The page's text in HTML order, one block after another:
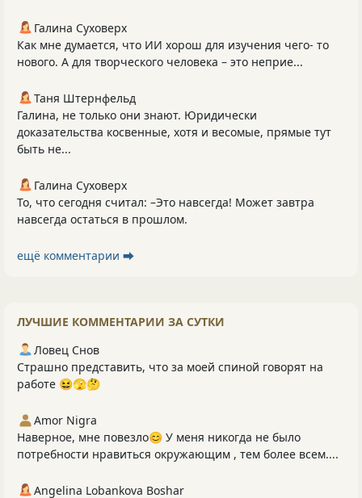
Галина Суховерх
Как мне думается, что ИИ хорош для изучения чего- то
нового. А для творческого человека – это неприе...
Таня Штернфельд
Галина, не только они знают. Юридически
доказательства косвенные, хотя и весомые, прямые тут
быть не...
Галина Суховерх
То, что сегодня считал: –Это навсегда! Может завтра
навсегда остаться в прошлом.
ещё комментарии ⮕
ЛУЧШИЕ КОММЕНТАРИИ ЗА СУТКИ
Ловец Снов
Страшно представить, что за моей спиной говорят на
работе 😆🫣🤔
Amor Nigra
Наверное, мне повезло😊 У меня никогда не было
потребности нравиться окружающим , тем более всем....
Angelina Lobankova Boshar